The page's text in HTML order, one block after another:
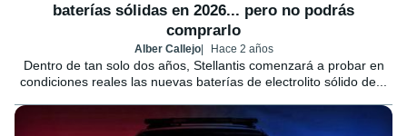
baterías sólidas en 2026... pero no podrás
comprarlo
Alber Callejo Hace 2 años
Dentro de tan solo dos años, Stellantis comenzará a probar en
condiciones reales las nuevas baterías de electrolito sólido de...